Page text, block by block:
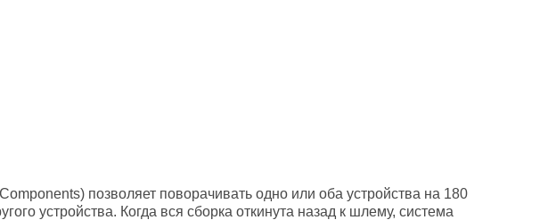
позволяет поворачивать одно или оба устройства на 180
устройства. Когда вся сборка откинута назад к шлему, система